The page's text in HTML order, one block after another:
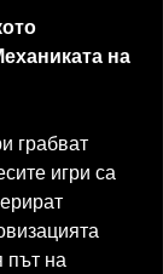
на
грабват
игри са
път на